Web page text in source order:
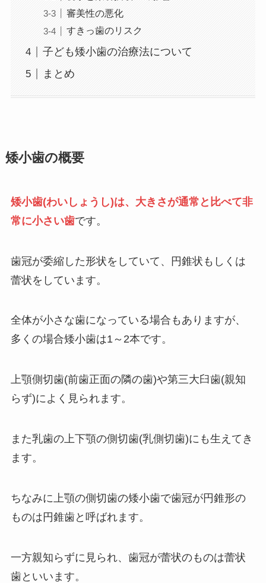
審美性の悪化
すきっ歯のリスク
子ども矮小歯の治療法について
まとめ
矮小歯の概要
矮小歯(わいしょうし)は、大きさが通常と比べて非
常に小さい歯です。
歯冠が委縮した形状をしていて、円錐状もしくは
蕾状をしています。
全体が小さな歯になっている場合もありますが、
多くの場合矮小歯は1～2本です。
上顎側切歯(前歯正面の隣の歯)や第三大臼歯(親知
らず)によく見られます。
また乳歯の上下顎の側切歯(乳側切歯)にも生えてき
ます。
ちなみに上顎の側切歯の矮小歯で歯冠が円錐形の
ものは円錐歯と呼ばれます。
一方親知らずに見られ、歯冠が蕾状のものは蕾状
歯といいます。